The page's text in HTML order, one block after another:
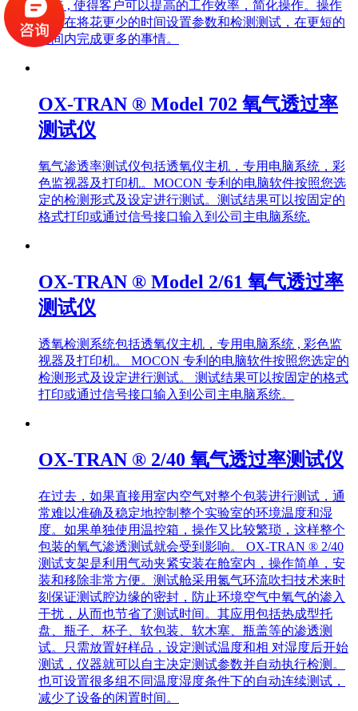
出来 , 使得客户可以提高的工作效率，简化操作。操作
员现在将花更少的时间设置参数和检测测试，在更短的
时间内完成更多的事情。
OX-TRAN ® Model 702 氧气透过率
测试仪
氧气渗透率测试仪包括透氧仪主机，专用电脑系统，彩
色监视器及打印机。MOCON 专利的电脑软件按照您选
定的检测形式及设定进行测试。测试结果可以按固定的
格式打印或通过信号接口输入到公司主电脑系统.
OX-TRAN ® Model 2/61 氧气透过率
测试仪
透氧检测系统包括透氧仪主机，专用电脑系统 , 彩色监
视器及打印机。 MOCON 专利的电脑软件按照您选定的
检测形式及设定进行测试。 测试结果可以按固定的格式
打印或通过信号接口输入到公司主电脑系统。
OX-TRAN ® 2/40 氧气透过率测试仪
在过去，如果直接用室内空气对整个包装进行测试，通
常难以准确及稳定地控制整个实验室的环境温度和湿
度。如果单独使用温控箱，操作又比较繁琐，这样整个
包装的氧气渗透测试就会受到影响。 OX-TRAN ® 2/40
测试支架是利用气动夹紧安装在舱室内，操作简单，安
装和移除非常方便。测试舱采用氮气环流吹扫技术来时
刻保证测试腔边缘的密封，防止环境空气中氧气的渗入
干扰，从而也节省了测试时间。其应用包括热成型托
盘、瓶子、杯子、软包装、软木塞、瓶盖等的渗透测
试。只需放置好样品，设定测试温度和相 对湿度后开始
测试，仪器就可以自主决定测试参数并自动执行检测。
也可设置很多组不同温度湿度条件下的自动连续测试，
减少了设备的闲置时间。